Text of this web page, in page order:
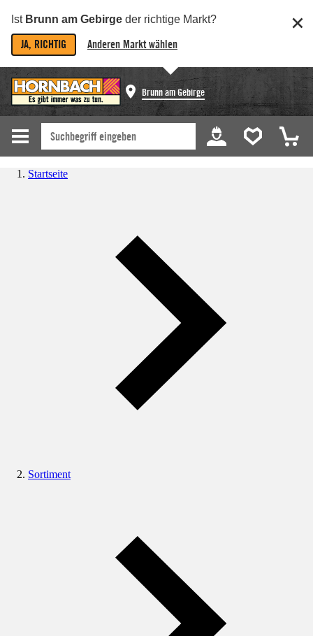
Ist Brunn am Gebirge der richtige Markt?
JA, RICHTIG Anderen Markt wählen
Brunn am Gebirge
Startseite
Sortiment